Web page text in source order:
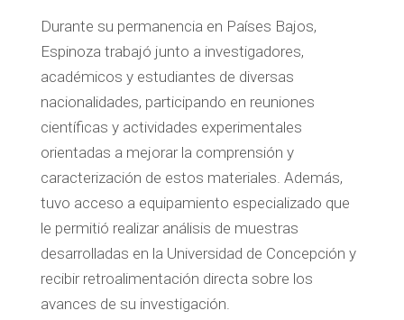
Durante su permanencia en Países Bajos,
Espinoza trabajó junto a investigadores,
académicos y estudiantes de diversas
nacionalidades, participando en reuniones
científicas y actividades experimentales
orientadas a mejorar la comprensión y
caracterización de estos materiales. Además,
tuvo acceso a equipamiento especializado que
le permitió realizar análisis de muestras
desarrolladas en la Universidad de Concepción y
recibir retroalimentación directa sobre los
avances de su investigación.